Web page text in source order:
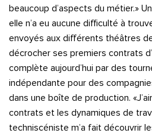
beaucoup d’aspects du métier.»
elle n’a eu aucune difficulté à
envoyés aux différents théâtres
décrocher ses premiers contrats
complète aujourd’hui par des
indépendante pour des
dans une boîte de production.
contrats et les dynamiques de
techniscéniste m’a fait découvrir